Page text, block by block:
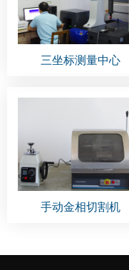
三坐标测量中心
手动金相切割机